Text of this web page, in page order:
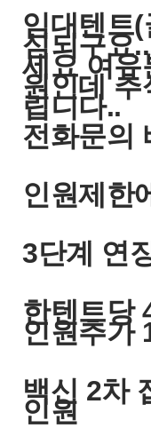
임대텐트
심되구요
세요 여유
원인데
립니다..
전화문의
인원제한
3단계 연
한텐트당
인원추가
백신 2차
인원